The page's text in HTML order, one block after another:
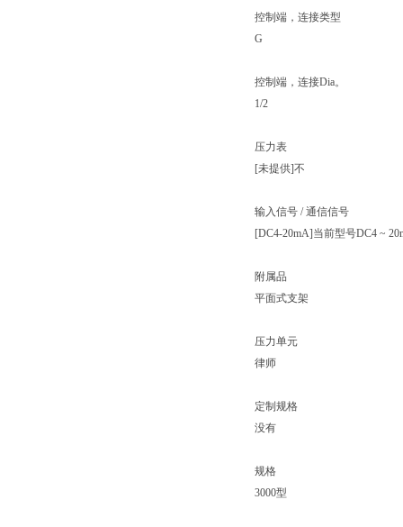
控制端，连接类型
G
控制端，连接Dia。
1/2
压力表
[未提供]不
输入信号 / 通信信号
[DC4-20mA]当前型号DC4 ~
附属品
平面式支架
压力单元
律师
定制规格
没有
规格
3000型